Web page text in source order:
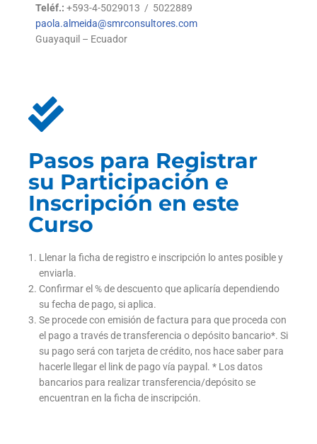
Teléf.: +593-4-5029013 / 5022889
paola.almeida@smrconsultores.com
Guayaquil – Ecuador
Pasos para Registrar
su Participación e
Inscripción en este
Curso
Llenar la ficha de registro e inscripción lo antes posible y
enviarla.
Confirmar el % de descuento que aplicaría dependiendo
su fecha de pago, si aplica.
Se procede con emisión de factura para que proceda con
el pago a través de transferencia o depósito bancario*. Si
su pago será con tarjeta de crédito, nos hace saber para
hacerle llegar el link de pago vía paypal. * Los datos
bancarios para realizar transferencia/depósito se
encuentran en la ficha de inscripción.